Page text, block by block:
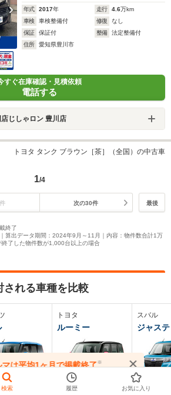
年式 2017年 走行 4.6万km
車検
車検整備付 修復
なし
保証
保証付 整備
法定整備付
住所
愛知県豊川市
すぐ在庫確認・見積依頼
電話する
じしゃロン 豊川店
トヨタ タンク ブラウン［茶］（全国）の中古車
1/4
次の30件 最後
終了
算出データ期間：2024年9月～11月｜内容：物件数合計1万
了した物件数が1,000台以上の場合
される車種を比較
トヨタ
ルーミー
スバル
ジャス
は平均1ヶ月で掲載終了※
る前にお問い合わせください
検索 履歴 お気に入り